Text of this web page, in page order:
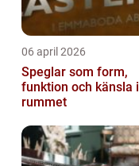
06 april 2026
Speglar som form,
funktion och känsla i
rummet